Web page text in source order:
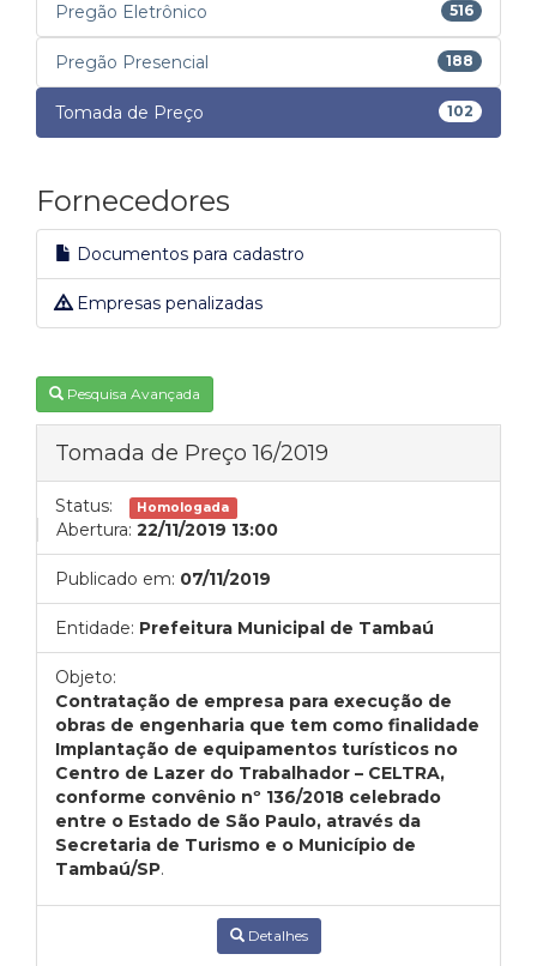
Pregão Eletrônico 516
Pregão Presencial 188
Tomada de Preço 102
Fornecedores
Documentos para cadastro
Empresas penalizadas
Pesquisa Avançada
Tomada de Preço 16/2019
Status: Homologada
Abertura: 22/11/2019 13:00
Publicado em: 07/11/2019
Entidade: Prefeitura Municipal de Tambaú
Objeto:
Contratação de empresa para execução de
obras de engenharia que tem como finalidade
Implantação de equipamentos turísticos no
Centro de Lazer do Trabalhador – CELTRA,
conforme convênio nº 136/2018 celebrado
entre o Estado de São Paulo, através da
Secretaria de Turismo e o Município de
Tambaú/SP.
Detalhes